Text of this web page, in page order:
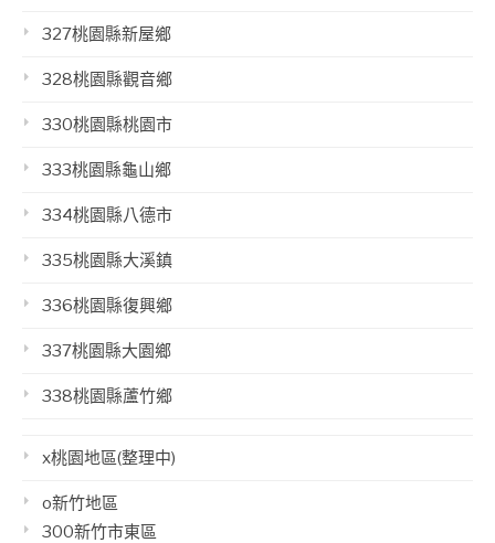
327桃園縣新屋鄉
328桃園縣觀音鄉
330桃園縣桃園市
333桃園縣龜山鄉
334桃園縣八德市
335桃園縣大溪鎮
336桃園縣復興鄉
337桃園縣大園鄉
338桃園縣蘆竹鄉
x桃園地區(整理中)
o新竹地區
300新竹市東區